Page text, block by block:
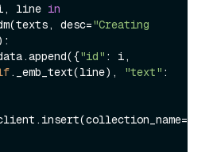
line in
desc="Creating
data.append({
"id"
._emb_text(line), "text" :